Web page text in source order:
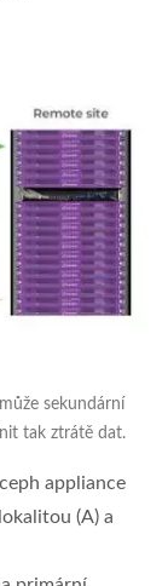
sekundární
tak ztrátě dat.
appliance
(A) a